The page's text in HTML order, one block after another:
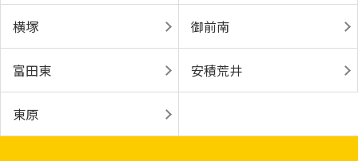
横塚 御前南
富田東 安積荒井
東原